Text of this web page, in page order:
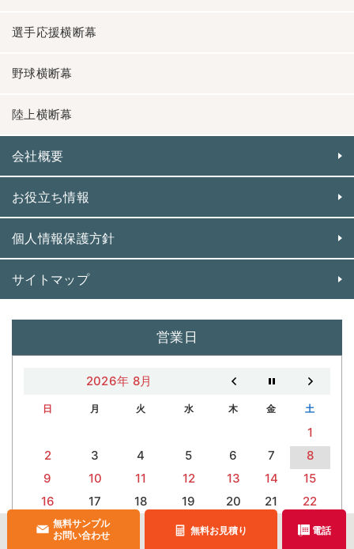
選手応援横断幕
野球横断幕
陸上横断幕
会社概要
お役立ち情報
個人情報保護方針
サイトマップ
営業日
2026年 8月
日 月 火 水 木 金 土
1
2
3 4 5 6 7
8
9
10 11 12 13 14
15
16
17 18 19 20 21
22
23
24 26 27
29
無料サンプル
お問い合わせ
無料お見積り 電話